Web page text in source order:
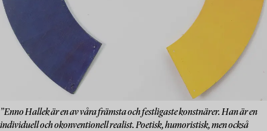
”Enno Hallek är en av våra främsta och festligaste konstnärer. Han är en
individuell och okonventionell realist. Poetisk, humoristisk, men också